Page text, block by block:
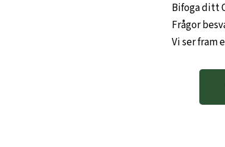
Bifoga ditt
Frågor
Vi ser fram